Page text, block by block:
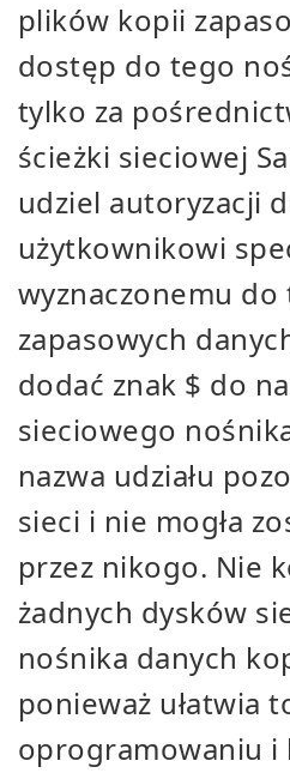
plików kopii
dostęp do tego
tylko za
ścieżki sieciowej
udziel autoryzacji
użytkownikowi
wyznaczonemu
zapasowych
dodać znak $ do
sieciowego
nazwa udziału
sieci i nie mogła
przez nikogo. Nie
żadnych dysków
nośnika danych
ponieważ ułatwia
oprogramowaniu i